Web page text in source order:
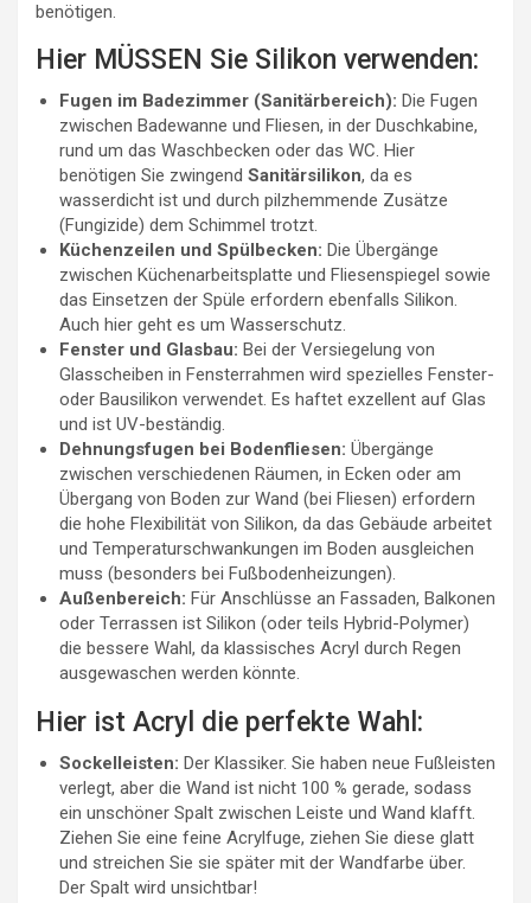
benötigen.
Hier MÜSSEN Sie Silikon verwenden:
Fugen im Badezimmer (Sanitärbereich): Die Fugen
zwischen Badewanne und Fliesen, in der Duschkabine,
rund um das Waschbecken oder das WC. Hier
benötigen Sie zwingend Sanitärsilikon, da es
wasserdicht ist und durch pilzhemmende Zusätze
(Fungizide) dem Schimmel trotzt.
Küchenzeilen und Spülbecken: Die Übergänge
zwischen Küchenarbeitsplatte und Fliesenspiegel sowie
das Einsetzen der Spüle erfordern ebenfalls Silikon.
Auch hier geht es um Wasserschutz.
Fenster und Glasbau: Bei der Versiegelung von
Glasscheiben in Fensterrahmen wird spezielles Fenster-
oder Bausilikon verwendet. Es haftet exzellent auf Glas
und ist UV-beständig.
Dehnungsfugen bei Bodenfliesen: Übergänge
zwischen verschiedenen Räumen, in Ecken oder am
Übergang von Boden zur Wand (bei Fliesen) erfordern
die hohe Flexibilität von Silikon, da das Gebäude arbeitet
und Temperaturschwankungen im Boden ausgleichen
muss (besonders bei Fußbodenheizungen).
Außenbereich: Für Anschlüsse an Fassaden, Balkonen
oder Terrassen ist Silikon (oder teils Hybrid-Polymer)
die bessere Wahl, da klassisches Acryl durch Regen
ausgewaschen werden könnte.
Hier ist Acryl die perfekte Wahl:
Sockelleisten: Der Klassiker. Sie haben neue Fußleisten
verlegt, aber die Wand ist nicht 100 % gerade, sodass
ein unschöner Spalt zwischen Leiste und Wand klafft.
Ziehen Sie eine feine Acrylfuge, ziehen Sie diese glatt
und streichen Sie sie später mit der Wandfarbe über.
Der Spalt wird unsichtbar!